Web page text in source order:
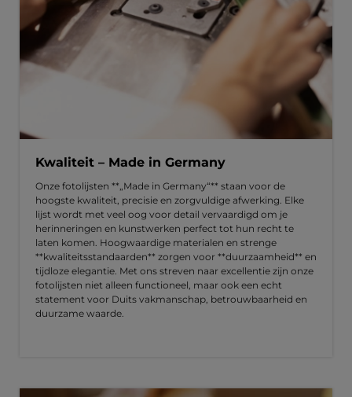
Kwaliteit – Made in Germany
Onze fotolijsten **„Made in Germany“** staan voor de
hoogste kwaliteit, precisie en zorgvuldige afwerking. Elke
lijst wordt met veel oog voor detail vervaardigd om je
herinneringen en kunstwerken perfect tot hun recht te
laten komen. Hoogwaardige materialen en strenge
**kwaliteitsstandaarden** zorgen voor **duurzaamheid** en
tijdloze elegantie. Met ons streven naar excellentie zijn onze
fotolijsten niet alleen functioneel, maar ook een echt
statement voor Duits vakmanschap, betrouwbaarheid en
duurzame waarde.